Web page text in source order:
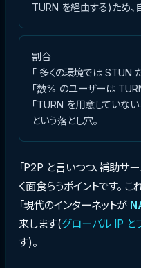
TURN を経由する)ため、
割合
「 多くの環境では STUN
「数% のユーザーは
「TURN を用意していな
という落とし穴。
「P2P と言いつつ、補助サ
く面食らうポイントです。
「現代のインターネットが
来します(グローバル IP と
す)。